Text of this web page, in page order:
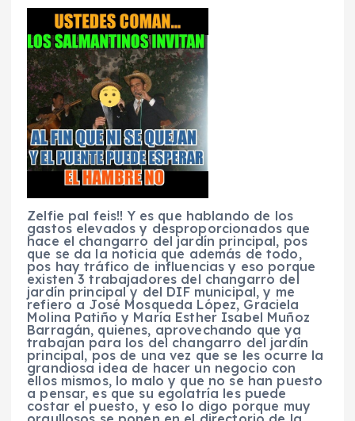
Zelfie pal feis!! Y es que hablando de los
gastos elevados y desproporcionados que
hace el changarro del jardín principal, pos
que se da la noticia que además de todo,
pos hay tráfico de influencias y eso porque
existen 3 trabajadores del changarro del
jardín principal y del DIF municipal, y me
refiero a José Mosqueda López, Graciela
Molina Patiño y María Esther Isabel Muñoz
Barragán, quienes, aprovechando que ya
trabajan para los del changarro del jardín
principal, pos de una vez que se les ocurre la
grandiosa idea de hacer un negocio con
ellos mismos, lo malo y que no se han puesto
a pensar, es que su egolatría les puede
costar el puesto, y eso lo digo porque muy